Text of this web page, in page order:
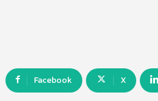
Facebook X